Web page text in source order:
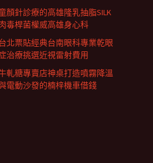
顏針診療的高雄隆乳抽脂SILK
毒桿菌權威高雄身心科
北票貼經典台南眼科專業乾眼
治療挑選近視雷射費用
軋糖專賣店神桌打造噴霧降溫
電動沙發的楠梓機車借錢